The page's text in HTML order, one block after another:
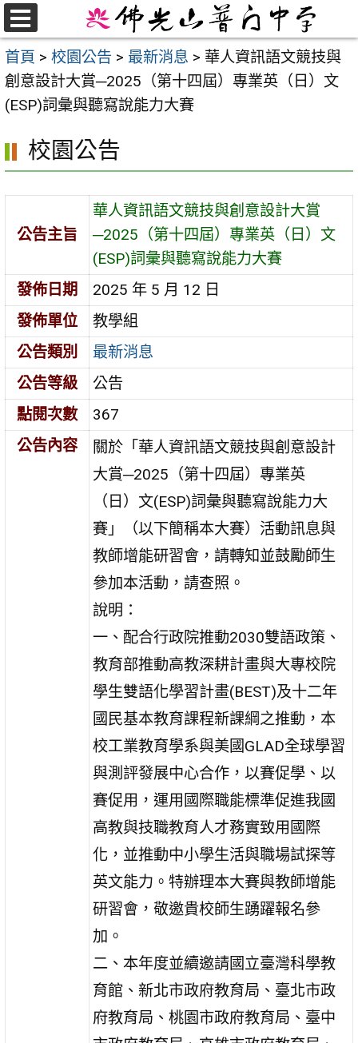
跳
至
主
要
內
首頁 > 校園公告 > 最新消息 > 華人資訊語文競技與
創意設計大賞─2025（第十四屆）專業英（日）文
(ESP)詞彙與聽寫說能力大賽
校園公告
公告主旨
華人資訊語文競技與創意設計大賞
─2025（第十四屆）專業英（日）文
(ESP)詞彙與聽寫說能力大賽
發佈日期
2025 年 5 月 12 日
發佈單位
教學組
公告類別
最新消息
公告等級
公告
點閱次數
367
公告內容
關於「華人資訊語文競技與創意設計
大賞─2025（第十四屆）專業英
（日）文(ESP)詞彙與聽寫說能力大
賽」（以下簡稱本大賽）活動訊息與
教師增能研習會，請轉知並鼓勵師生
參加本活動，請查照。
說明：
一、配合行政院推動2030雙語政策、
教育部推動高教深耕計畫與大專校院
學生雙語化學習計畫(BEST)及十二年
國民基本教育課程新課綱之推動，本
校工業教育學系與美國GLAD全球學習
與測評發展中心合作，以賽促學、以
賽促用，運用國際職能標準促進我國
高教與技職教育人才務實致用國際
化，並推動中小學生活與職場試探等
英文能力。特辦理本大賽與教師增能
研習會，敬邀貴校師生踴躍報名參
加。
二、本年度並續邀請國立臺灣科學教
育館、新北市政府教育局、臺北市政
府教育局、桃園市政府教育局、臺中
選
單